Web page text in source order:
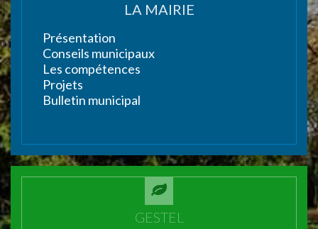
LA MAIRIE
Présentation
Conseils municipaux
Les compétences
Projets
Bulletin municipal
GESTEL